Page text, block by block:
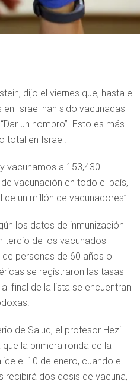
dijo el viernes que, hasta el
Israel han sido vacunadas
un hombro”. Esto es más
total en Israel.
vacunamos a 153,430
vacunación en todo el país,
un millón de vacunadores”.
los datos de inmunización
tercio de los vacunados
personas de 60 años o
se registraron las tasas
final de la lista se encuentran
de Salud, el profesor Hezi
la primera ronda de la
el 10 de enero, cuando el
recibirá dos dosis de vacuna,